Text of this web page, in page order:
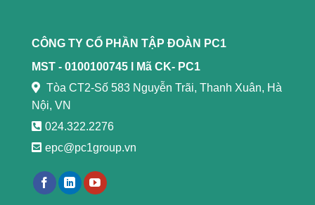
CÔNG TY CỔ PHẦN TẬP ĐOÀN PC1
MST - 0100100745 l
Mã CK- PC1
Tòa CT2-Số 583 Nguyễn Trãi, Thanh Xuân, Hà
Nội, VN
024.322.2276
epc@pc1group.vn